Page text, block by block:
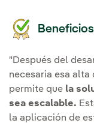
"Después del
necesaria esa
permite que la
sea escalable.
la aplicación de